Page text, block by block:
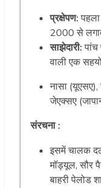
प्रक्षेपण:
2000 से
साझेदारी:
वाली एक
नासा
जेएक्सए
संरचना :
इसमें चालक
मॉड्यूल, सौर
बाहरी पेलोड